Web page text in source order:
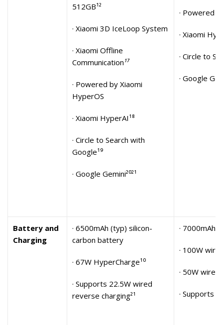
512GB¹²
· Xiaomi 3D IceLoop System
· Xiaomi Offline
Communication¹⁷
· Powered by Xiaomi
HyperOS
· Xiaomi HyperAI¹⁸
· Circle to Search with
Google¹⁹
· Google Gemini²⁰²¹
· Powered
· Xiaomi
· Circle to
· Google
Battery and
Charging
· 6500mAh (typ) silicon-
carbon battery
· 67W HyperCharge¹⁰
· Supports 22.5W wired
reverse charging²¹
· 7000mAh
· 100W
· 50W
· Supports